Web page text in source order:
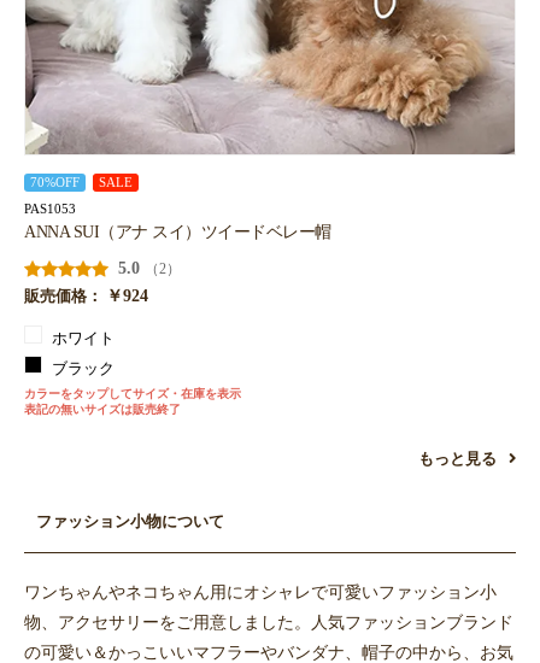
70%OFF SALE
PAS1053
ANNA SUI（アナ スイ）ツイードベレー帽
5.0
（2）
販売価格：
￥924
ホワイト
ブラック
カラーをタップしてサイズ・在庫を表示
表記の無いサイズは販売終了
もっと見る
ファッション小物について
ワンちゃんやネコちゃん用にオシャレで可愛いファッション小
物、アクセサリーをご用意しました。人気ファッションブランド
の可愛い＆かっこいいマフラーやバンダナ、帽子の中から、お気